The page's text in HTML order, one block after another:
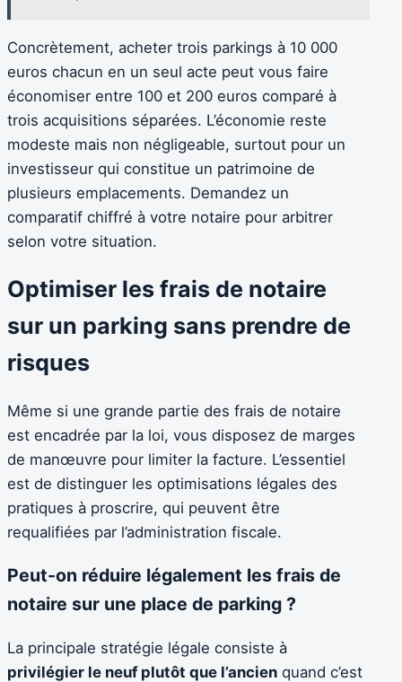
Concrètement, acheter trois parkings à 10 000
euros chacun en un seul acte peut vous faire
économiser entre 100 et 200 euros comparé à
trois acquisitions séparées. L’économie reste
modeste mais non négligeable, surtout pour un
investisseur qui constitue un patrimoine de
plusieurs emplacements. Demandez un
comparatif chiffré à votre notaire pour arbitrer
selon votre situation.
Optimiser les frais de notaire
sur un parking sans prendre de
risques
Même si une grande partie des frais de notaire
est encadrée par la loi, vous disposez de marges
de manœuvre pour limiter la facture. L’essentiel
est de distinguer les optimisations légales des
pratiques à proscrire, qui peuvent être
requalifiées par l’administration fiscale.
Peut-on réduire légalement les frais de
notaire sur une place de parking ?
La principale stratégie légale consiste à
privilégier le neuf plutôt que l’ancien quand c’est